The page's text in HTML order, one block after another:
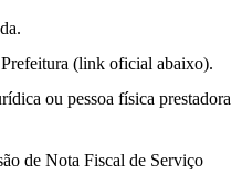
(link oficial abaixo).
ou pessoa física prestadora
de Nota Fiscal de Serviço